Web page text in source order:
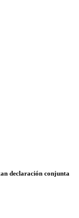
declaración conjunta